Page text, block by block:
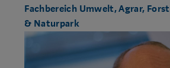
Fachbereich Umwelt, Agrar, Forst
& Naturpark